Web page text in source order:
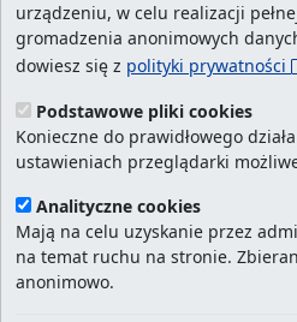
urządzeniu, w celu realizacji
gromadzenia anonimowych
dowiesz się z polityki prywatności
Podstawowe pliki cookies
Konieczne do prawidłowego
ustawieniach przeglądarki
Analityczne cookies
Mają na celu uzyskanie przez
na temat ruchu na stronie.
anonimowo.
liczba wizyt:28992875/
najczęściej odwiedzane
Urząd Miasta Szczecin.
jest integralną częścią
Publicznej Urzędu
Kontakt: